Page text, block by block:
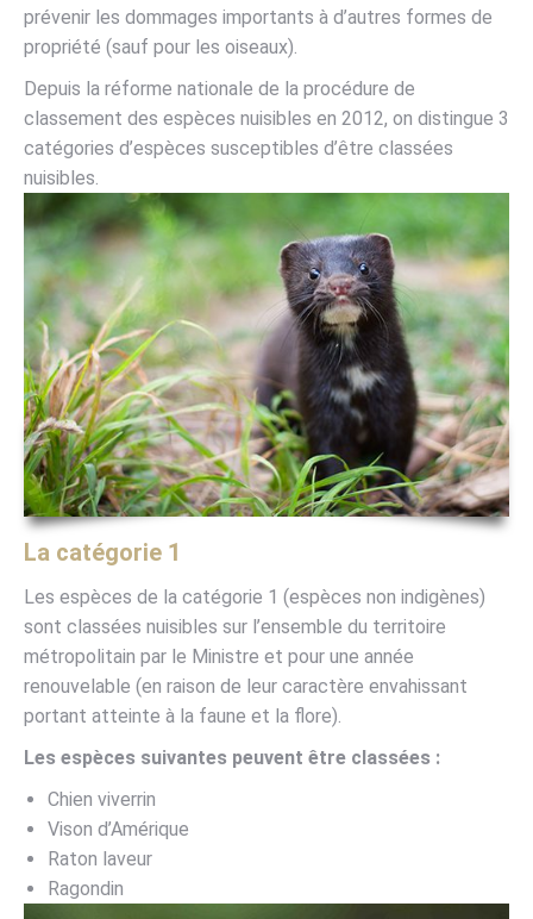
prévenir les dommages importants à d’autres formes de
propriété (sauf pour les oiseaux).
Depuis la réforme nationale de la procédure de
classement des espèces nuisibles en 2012, on distingue 3
catégories d’espèces susceptibles d’être classées
nuisibles.
La catégorie 1
Les espèces de la catégorie 1 (espèces non indigènes)
sont classées nuisibles sur l’ensemble du territoire
métropolitain par le Ministre et pour une année
renouvelable (en raison de leur caractère envahissant
portant atteinte à la faune et la flore).
Les espèces suivantes peuvent être classées :
Chien viverrin
Vison d’Amérique
Raton laveur
Ragondin